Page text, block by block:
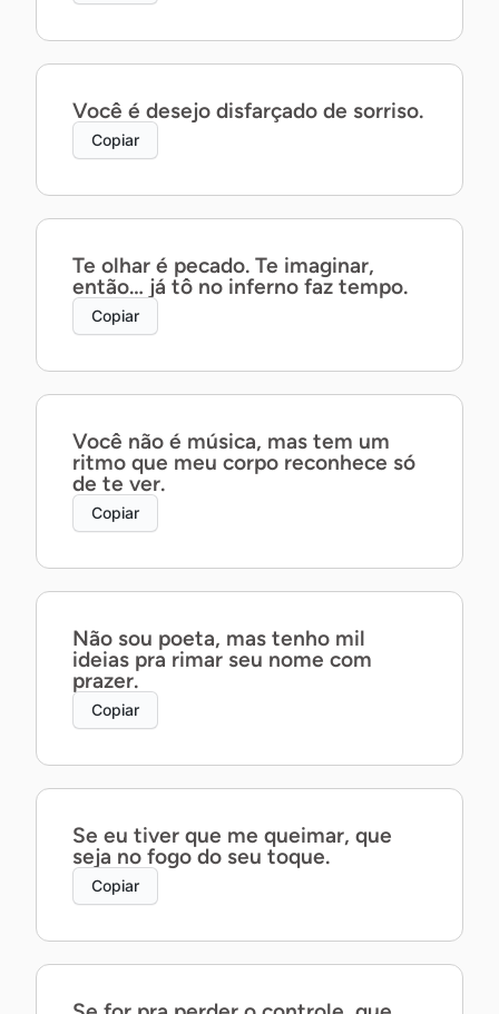
Você é desejo disfarçado de sorriso.
Copiar
Te olhar é pecado. Te imaginar,
então… já tô no inferno faz tempo.
Copiar
Você não é música, mas tem um
ritmo que meu corpo reconhece só
de te ver.
Copiar
Não sou poeta, mas tenho mil
ideias pra rimar seu nome com
prazer.
Copiar
Se eu tiver que me queimar, que
seja no fogo do seu toque.
Copiar